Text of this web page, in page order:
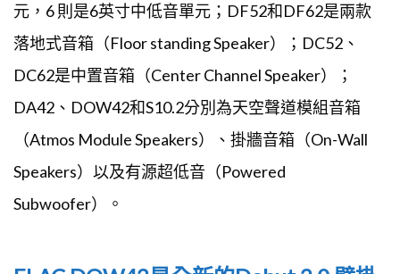
元，6 則是6英寸中低音單元；DF52和DF62是兩款
落地式音箱（Floor standing Speaker）；DC52、
DC62是中置音箱（Center Channel Speaker）；
DA42、DOW42和S10.2分別為天空聲道模組音箱
（Atmos Module Speakers）、掛牆音箱（On-Wall
Speakers）以及有源超低音（Powered
Subwoofer）。